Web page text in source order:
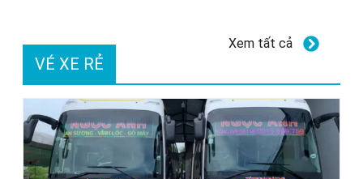
xe
tô
GETF1:
quả
VÉ XE RẺ
Xem tất cả